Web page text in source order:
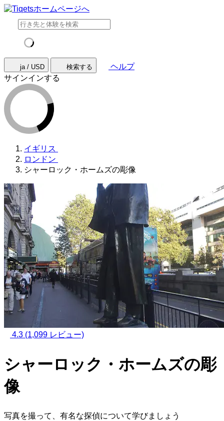
ja / USD 検索する
ヘルプ
サインインする
イギリス
ロンドン
シャーロック・ホームズの彫像
4.3 (1,099 レビュー)
シャーロック・ホームズの彫
像
写真を撮って、有名な探偵について学びましょう